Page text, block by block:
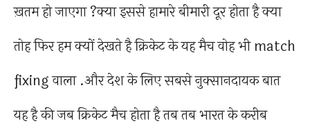
ख़तम हो जाएगा ?क्या इससे हामारे बीमारी दूर होता है क्या
तोह फिर हम क्यों देखते है क्रिकेट के यह मैच वोह भी match
fixing वाला .और देश के लिए सबसे नुक्सानदायक बात
यह है की जब क्रिकेट मैच होता है तब तब भारत के करीब